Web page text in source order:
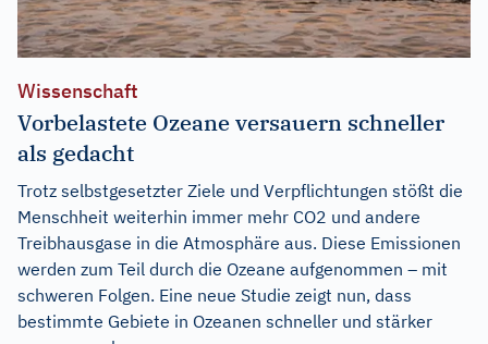
Wissenschaft
Vorbelastete Ozeane versauern schneller
als gedacht
Trotz selbstgesetzter Ziele und Verpflichtungen stößt die
Menschheit weiterhin immer mehr CO2 und andere
Treibhausgase in die Atmosphäre aus. Diese Emissionen
werden zum Teil durch die Ozeane aufgenommen – mit
schweren Folgen. Eine neue Studie zeigt nun, dass
bestimmte Gebiete in Ozeanen schneller und stärker